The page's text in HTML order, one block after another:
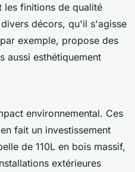
les finitions de qualité
décors, qu'il s'agisse
exemple, propose des
aussi esthétiquement
environnemental. Ces
fait un investissement
de 110L en bois massif,
extérieures